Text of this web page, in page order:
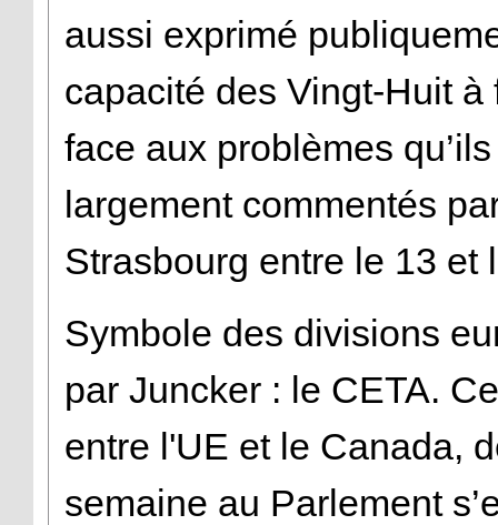
aussi exprimé
capacité des Vingt-Huit
face aux problèmes
largement commentés
Strasbourg entre le 13 et
Symbole des divisions
par Juncker : le CETA.
entre l'UE et le Canada,
semaine au Parlement